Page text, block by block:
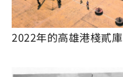
2022年的高雄港棧貳庫